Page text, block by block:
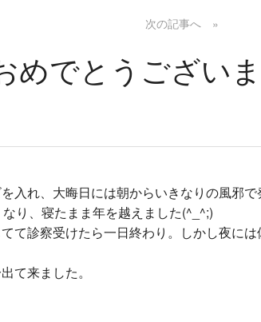
次の記事へ »
めでとうございま
入れ、大晦日には朝からいきなりの風邪で
り、寝たまま年を越え ました(^_^;)
て診察受けたら一日終わり。しかし夜には
て来ました。